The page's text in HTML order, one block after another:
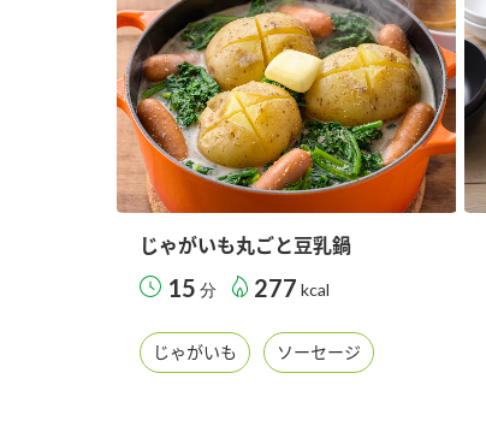
じゃがいも丸ごと豆乳鍋
15 分 277 kcal
じゃがいも ソーセージ